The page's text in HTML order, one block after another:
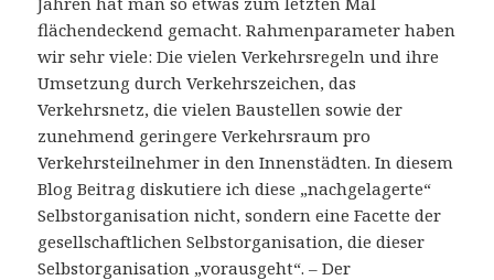
flächendeckend gemacht. Rahmenparameter haben
wir sehr viele: Die vielen Verkehrsregeln und ihre
Umsetzung durch Verkehrszeichen, das
Verkehrsnetz, die vielen Baustellen sowie der
zunehmend geringere Verkehrsraum pro
Verkehrsteilnehmer in den Innenstädten. In diesem
Blog Beitrag diskutiere ich diese „nachgelagerte“
Selbstorganisation nicht, sondern eine Facette der
gesellschaftlichen Selbstorganisation, die dieser
Selbstorganisation „vorausgeht“. – Der